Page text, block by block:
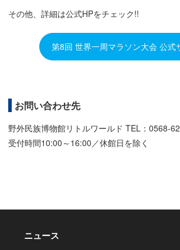
その他、詳細は公式HPをチェック!!
第8回 世界一周マラソン大会 公式
お問い合わせ先
野外民族博物館リトルワールド TEL：0568-
受付時間10:00～16:00／休館日を除く
ニュース